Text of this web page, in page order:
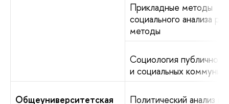
Прикладные методы
социального анализа
методы
Социология публичной
и социальных
Общеуниверситетская
Политический анализ и